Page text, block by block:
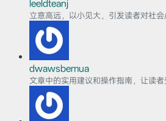
leeldteanj
立意高远，以小见大，引发读者对社会
dwawsbemua
文章中的实用建议和操作指南，让读者